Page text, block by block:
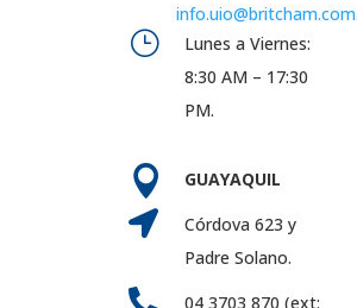
}
Lunes a Viernes:
8:30 AM – 17:30
PM.
 GUAYAQUIL

Córdova 623 y
Padre Solano.
 04 3703 870 (ext: